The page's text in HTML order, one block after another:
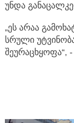
უნდა
„ეს არაა
სრული
შეურაცხყოფა“,